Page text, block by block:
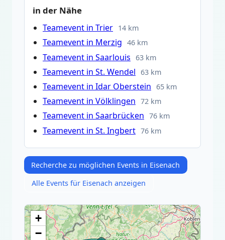
in der Nähe
Teamevent in Trier 14 km
Teamevent in Merzig 46 km
Teamevent in Saarlouis 63 km
Teamevent in St. Wendel 63 km
Teamevent in Idar Oberstein 65 km
Teamevent in Völklingen 72 km
Teamevent in Saarbrücken 76 km
Teamevent in St. Ingbert 76 km
Recherche zu möglichen Events in Eisenach
Alle Events für Eisenach anzeigen
+
−